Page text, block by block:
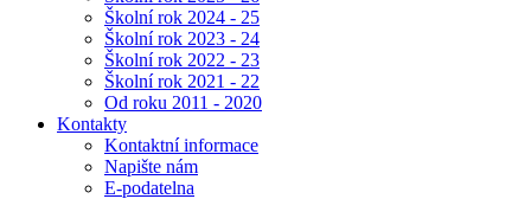
Školní rok 2024 - 25
Školní rok 2023 - 24
Školní rok 2022 - 23
Školní rok 2021 - 22
Od roku 2011 - 2020
Kontakty
Kontaktní informace
Napište nám
E-podatelna